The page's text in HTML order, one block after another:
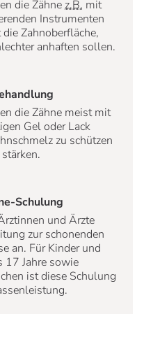
die Zähnez.B. mit
Instrumenten
Zahnoberfläche,
anhaften sollen.
die Zähne meist mit
Gel oder Lack
zu schützen
Schulung
und Ärzte
zur schonenden
an. Für Kinder und
17 Jahre sowie
ist diese Schulung